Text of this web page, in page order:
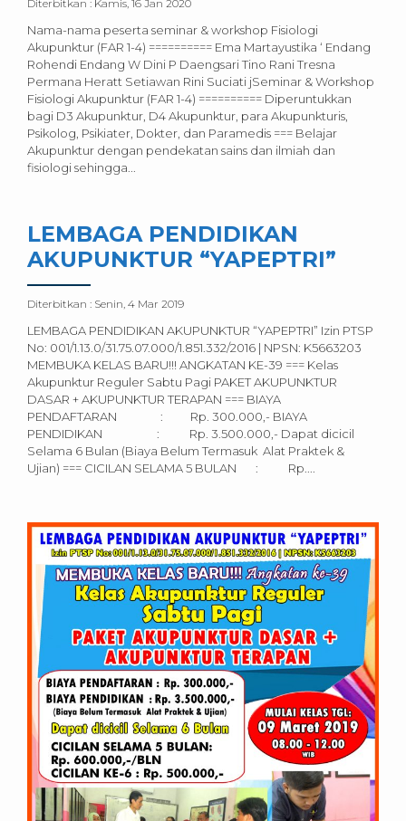
Diterbitkan : Kamis, 16 Jan 2020
Nama-nama peserta seminar & workshop Fisiologi
Akupunktur (FAR 1-4) ========== Ema Martayustika ‘ Endang
Rohendi Endang W Dini P Daengsari Tino Rani Tresna
Permana Heratt Setiawan Rini Suciati jSeminar & Workshop
Fisiologi Akupunktur (FAR 1-4) ========== Diperuntukkan
bagi D3 Akupunktur, D4 Akupunktur, para Akupunkturis,
Psikolog, Psikiater, Dokter, dan Paramedis === Belajar
Akupunktur dengan pendekatan sains dan ilmiah dan
fisiologi sehingga...
LEMBAGA PENDIDIKAN
AKUPUNKTUR “YAPEPTRI”
Diterbitkan : Senin, 4 Mar 2019
LEMBAGA PENDIDIKAN AKUPUNKTUR “YAPEPTRI” Izin PTSP
No: 001/1.13.0/31.75.07.000/1.851.332/2016 | NPSN: K5663203
MEMBUKA KELAS BARU!!! ANGKATAN KE-39 === Kelas
Akupunktur Reguler Sabtu Pagi PAKET AKUPUNKTUR
DASAR + AKUPUNKTUR TERAPAN === BIAYA
PENDAFTARAN : Rp. 300.000,- BIAYA
PENDIDIKAN : Rp. 3.500.000,- Dapat dicicil
Selama 6 Bulan (Biaya Belum Termasuk Alat Praktek &
Ujian) === CICILAN SELAMA 5 BULAN : Rp....